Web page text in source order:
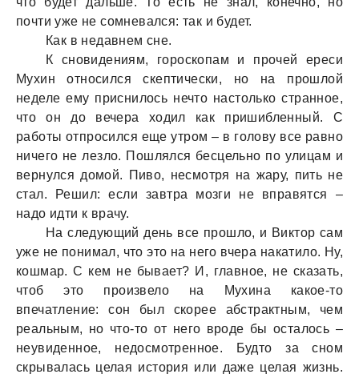
почти уже не сомневался: так и будет.
Как в недавнем сне.
К сновидениям, гороскопам и прочей ереси
Мухин относился скептически, но на прошлой
неделе ему приснилось нечто настолько странное,
что он до вечера ходил как пришибленный. С
работы отпросился еще утром – в голову все равно
ничего не лезло. Пошлялся бесцельно по улицам и
вернулся домой. Пиво, несмотря на жару, пить не
стал. Решил: если завтра мозги не вправятся –
надо идти к врачу.
На следующий день все прошло, и Виктор сам
уже не понимал, что это на него вчера накатило. Ну,
кошмар. С кем не бывает? И, главное, не сказать,
чтоб это произвело на Мухина какое-то
впечатление: сон был скорее абстрактным, чем
реальным, но что-то от него вроде бы осталось –
неувиденное, недосмотренное. Будто за сном
скрывалась целая история или даже целая жизнь.